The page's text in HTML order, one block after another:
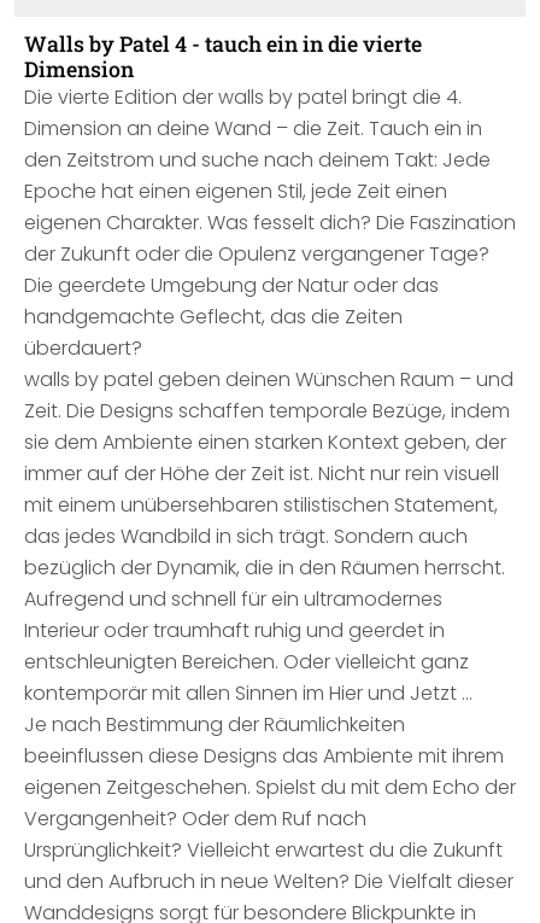
Walls by Patel 4 - tauch ein in die vierte
Dimension
Die vierte Edition der walls by patel bringt die 4.
Dimension an deine Wand – die Zeit. Tauch ein in
den Zeitstrom und suche nach deinem Takt: Jede
Epoche hat einen eigenen Stil, jede Zeit einen
eigenen Charakter. Was fesselt dich? Die Faszination
der Zukunft oder die Opulenz vergangener Tage?
Die geerdete Umgebung der Natur oder das
handgemachte Geflecht, das die Zeiten
überdauert?
walls by patel geben deinen Wünschen Raum – und
Zeit. Die Designs schaffen temporale Bezüge, indem
sie dem Ambiente einen starken Kontext geben, der
immer auf der Höhe der Zeit ist. Nicht nur rein visuell
mit einem unübersehbaren stilistischen Statement,
das jedes Wandbild in sich trägt. Sondern auch
bezüglich der Dynamik, die in den Räumen herrscht.
Aufregend und schnell für ein ultramodernes
Interieur oder traumhaft ruhig und geerdet in
entschleunigten Bereichen. Oder vielleicht ganz
kontemporär mit allen Sinnen im Hier und Jetzt …
Je nach Bestimmung der Räumlichkeiten
beeinflussen diese Designs das Ambiente mit ihrem
eigenen Zeitgeschehen. Spielst du mit dem Echo der
Vergangenheit? Oder dem Ruf nach
Ursprünglichkeit? Vielleicht erwartest du die Zukunft
und den Aufbruch in neue Welten? Die Vielfalt dieser
Wanddesigns sorgt für besondere Blickpunkte in